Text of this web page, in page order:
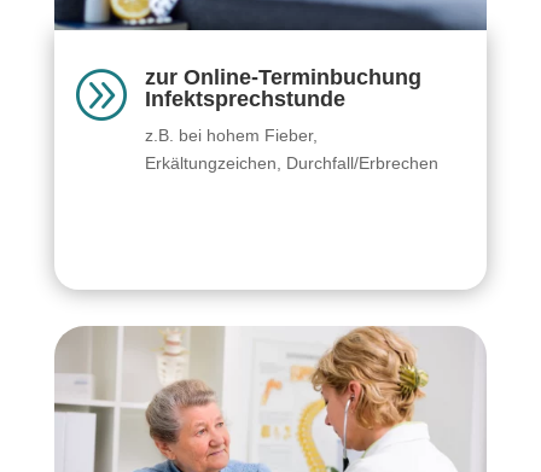
A
zur Online-Terminbuchung
Infektsprechstunde
z.B. bei hohem Fieber,
Erkältungzeichen, Durchfall/Erbrechen